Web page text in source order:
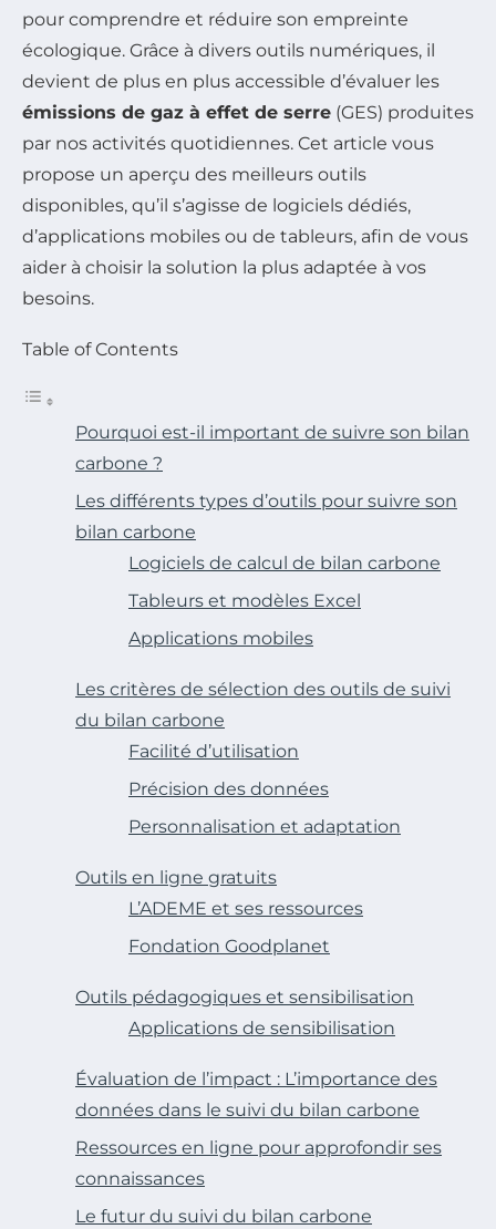
pour comprendre et réduire son empreinte
écologique. Grâce à divers outils numériques, il
devient de plus en plus accessible d’évaluer les
émissions de gaz à effet de serre (GES) produites
par nos activités quotidiennes. Cet article vous
propose un aperçu des meilleurs outils
disponibles, qu’il s’agisse de logiciels dédiés,
d’applications mobiles ou de tableurs, afin de vous
aider à choisir la solution la plus adaptée à vos
besoins.
Table of Contents
Pourquoi est-il important de suivre son bilan
carbone ?
Les différents types d’outils pour suivre son
bilan carbone
Logiciels de calcul de bilan carbone
Tableurs et modèles Excel
Applications mobiles
Les critères de sélection des outils de suivi
du bilan carbone
Facilité d’utilisation
Précision des données
Personnalisation et adaptation
Outils en ligne gratuits
L’ADEME et ses ressources
Fondation Goodplanet
Outils pédagogiques et sensibilisation
Applications de sensibilisation
Évaluation de l’impact : L’importance des
données dans le suivi du bilan carbone
Ressources en ligne pour approfondir ses
connaissances
Le futur du suivi du bilan carbone